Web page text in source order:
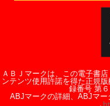
ＡＢＪマークは、この電子書
ンテンツ使用許諾を得た正規
録番号 第６
ABJマークの詳細、ABJマー